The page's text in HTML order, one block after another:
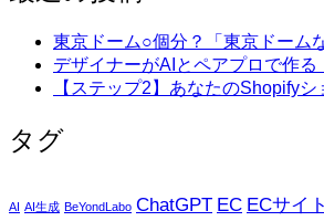
東京ドーム○個分？「東京ドーム
デザイナーがAIとペアプロで作る
【ステップ2】あなたのShopify
タグ
AI AI生成 BeYondLabo ChatGPT EC ECサイト